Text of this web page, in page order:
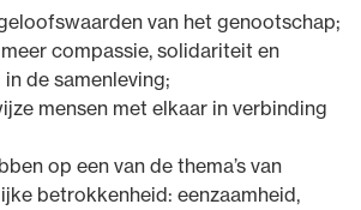
van het genootschap;
compassie, solidariteit en
de samenleving;
mensen met elkaar in verbinding
op een van de thema’s van
betrokkenheid: eenzaamheid,